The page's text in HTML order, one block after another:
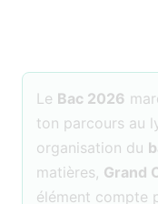
Le Bac 2026
ton parcours au
organisation du
matières, Grand
élément compte